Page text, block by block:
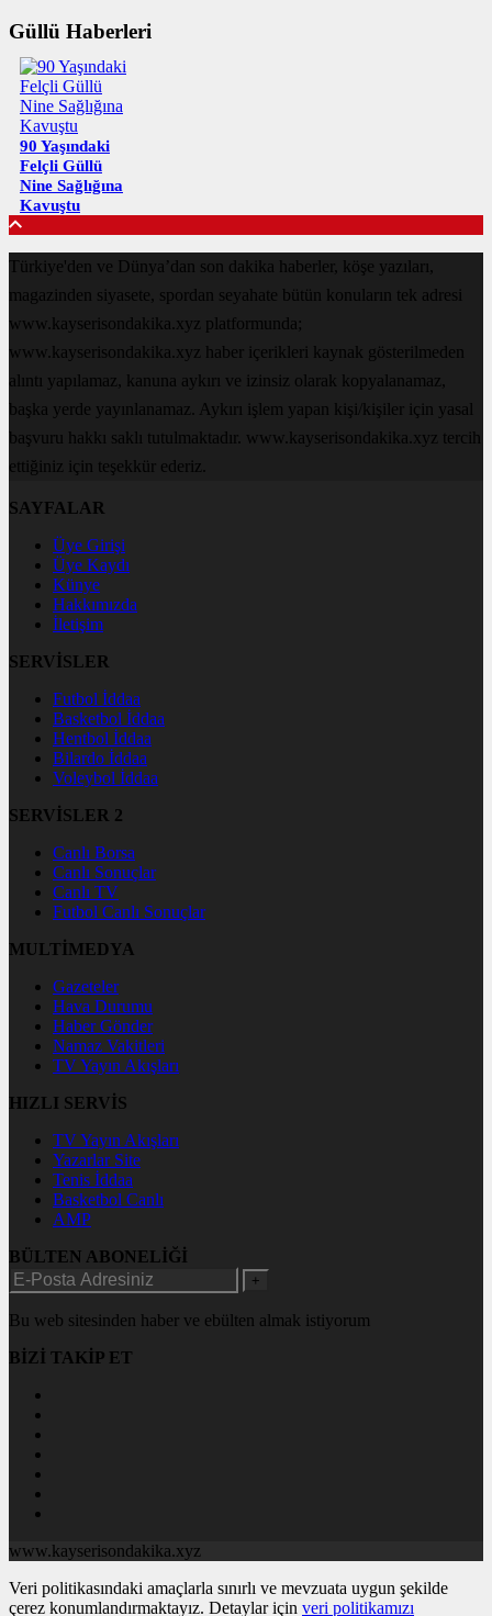
Güllü Haberleri
90 Yaşındaki
Felçli Güllü
Nine Sağlığına
Kavuştu
Türkiye'den ve Dünya’dan son dakika haberler, köşe yazıları,
magazinden siyasete, spordan seyahate bütün konuların tek adresi
www.kayserisondakika.xyz platformunda;
www.kayserisondakika.xyz haber içerikleri kaynak gösterilmeden
alıntı yapılamaz, kanuna aykırı ve izinsiz olarak kopyalanamaz,
başka yerde yayınlanamaz. Aykırı işlem yapan kişi/kişiler için yasal
başvuru hakkı saklı tutulmaktadır. www.kayserisondakika.xyz tercih
ettiğiniz için teşekkür ederiz.
SAYFALAR
Üye Girişi
Üye Kaydı
Künye
Hakkımızda
İletişim
SERVİSLER
Futbol İddaa
Basketbol İddaa
Hentbol İddaa
Bilardo İddaa
Voleybol İddaa
SERVİSLER 2
Canlı Borsa
Canlı Sonuçlar
Canlı TV
Futbol Canlı Sonuçlar
MULTİMEDYA
Gazeteler
Hava Durumu
Haber Gönder
Namaz Vakitleri
TV Yayın Akışları
HIZLI SERVİS
TV Yayın Akışları
Yazarlar Site
Tenis İddaa
Basketbol Canlı
AMP
BÜLTEN ABONELİĞİ
+
Bu web sitesinden haber ve ebülten almak istiyorum
BİZİ TAKİP ET
www.kayserisondakika.xyz
Veri politikasındaki amaçlarla sınırlı ve mevzuata uygun şekilde
çerez konumlandırmaktayız. Detaylar için veri politikamızı